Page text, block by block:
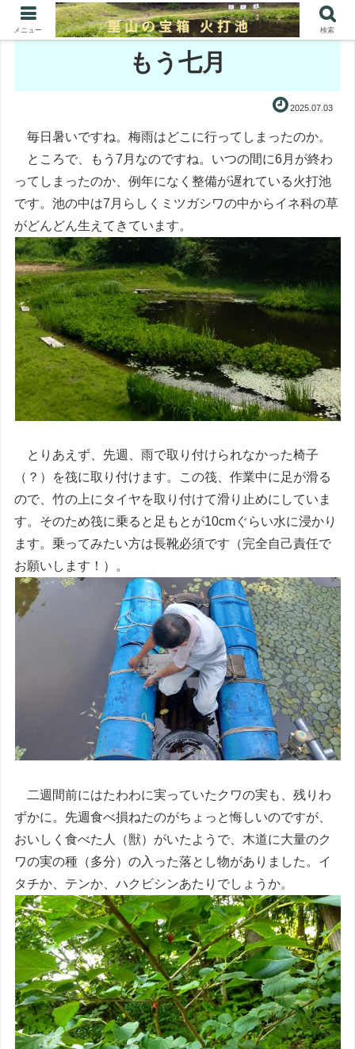
もう七月
2025.07.03
毎日暑いですね。梅雨はどこに行ってしまったのか。
ところで、もう7月なのですね。いつの間に6月が終わ
ってしまったのか、例年になく整備が遅れている火打池
です。池の中は7月らしくミツガシワの中からイネ科の草
がどんどん生えてきています。
とりあえず、先週、雨で取り付けられなかった椅子
（？）を筏に取り付けます。この筏、作業中に足が滑る
ので、竹の上にタイヤを取り付けて滑り止めにしていま
す。そのため筏に乗ると足もとが10cmぐらい水に浸かり
ます。乗ってみたい方は長靴必須です（完全自己責任で
お願いします！）。
二週間前にはたわわに実っていたクワの実も、残りわ
ずかに。先週食べ損ねたのがちょっと悔しいのですが、
おいしく食べた人（獣）がいたようで、木道に大量のク
ワの実の種（多分）の入った落とし物がありました。イ
タチか、テンか、ハクビシンあたりでしょうか。
メニュー 検索